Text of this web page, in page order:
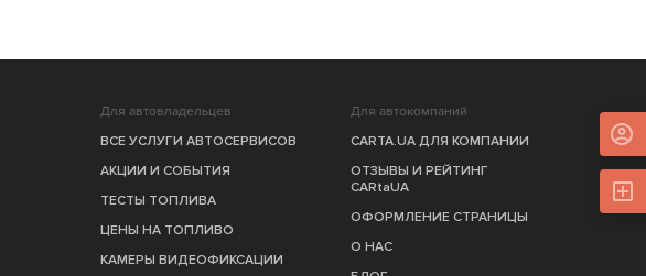
Для автовладельцев
ВСЕ УСЛУГИ АВТОСЕРВИСОВ
АКЦИИ И СОБЫТИЯ
ТЕСТЫ ТОПЛИВА
ЦЕНЫ НА ТОПЛИВО
КАМЕРЫ ВИДЕОФИКСАЦИИ
Для автокомпаний
CARTA.UA ДЛЯ КОМПАНИИ
ОТЗЫВЫ И РЕЙТИНГ
CARtaUA
ОФОРМЛЕНИЕ СТРАНИЦЫ
О НАС